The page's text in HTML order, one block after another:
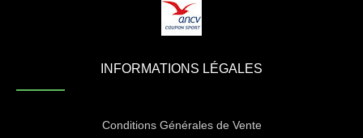
INFORMATIONS LÉGALES
Conditions Générales de Vente